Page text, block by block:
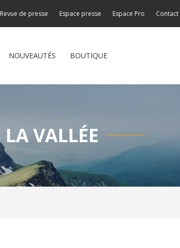
Revue de presse Espace presse Espace Pro Contact
NOUVEAUTÉS BOUTIQUE
VALLÉE